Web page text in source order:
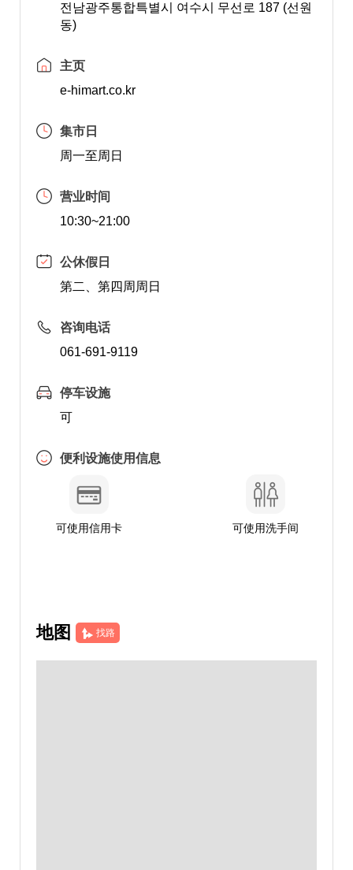
전남광주통합특별시 여수시 무선로 187 (선원
동)
主页
e-himart.co.kr
集市日
周一至周日
营业时间
10:30~21:00
公休假日
第二、第四周周日
咨询电话
061-691-9119
停车设施
可
便利设施使用信息
可使用信用卡 可使用洗手间
地图 找路